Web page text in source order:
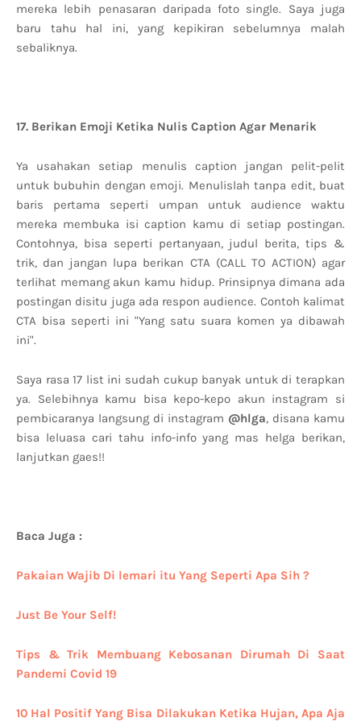
mereka lebih penasaran daripada foto single. Saya juga
baru tahu hal ini, yang kepikiran sebelumnya malah
sebaliknya.
17. Berikan Emoji Ketika Nulis Caption Agar Menarik
Ya usahakan setiap menulis caption jangan pelit-pelit
untuk bubuhin dengan emoji. Menulislah tanpa edit, buat
baris pertama seperti umpan untuk audience waktu
mereka membuka isi caption kamu di setiap postingan.
Contohnya, bisa seperti pertanyaan, judul berita, tips &
trik, dan jangan lupa berikan CTA (CALL TO ACTION) agar
terlihat memang akun kamu hidup. Prinsipnya dimana ada
postingan disitu juga ada respon audience. Contoh kalimat
CTA bisa seperti ini "Yang satu suara komen ya dibawah
ini".
Saya rasa 17 list ini sudah cukup banyak untuk di terapkan
ya. Selebihnya kamu bisa kepo-kepo akun instagram si
pembicaranya langsung di instagram @hlga, disana kamu
bisa leluasa cari tahu info-info yang mas helga berikan,
lanjutkan gaes!!
Baca Juga :
Pakaian Wajib Di lemari itu Yang Seperti Apa Sih ?
Just Be Your Self!
Tips & Trik Membuang Kebosanan Dirumah Di Saat
Pandemi Covid 19
10 Hal Positif Yang Bisa Dilakukan Ketika Hujan, Apa Aja